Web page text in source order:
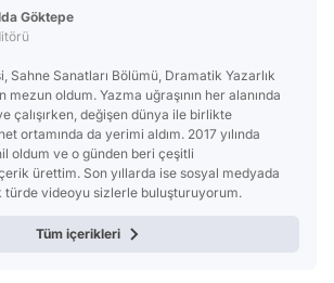
Göktepe
Sahne Sanatları Bölümü, Dramatik Yazarlık
mezun oldum. Yazma uğraşının her alanında
çalışırken, değişen dünya ile birlikte
ortamında da yerimi aldım. 2017 yılında
oldum ve o günden beri çeşitli
ürettim. Son yıllarda ise sosyal medyada
türde videoyu sizlerle buluşturuyorum.
Tüm içerikleri